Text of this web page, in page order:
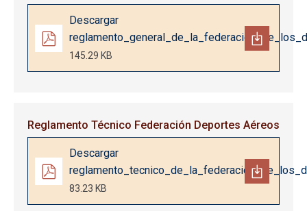
Documento
Descargar
145.29 KB
Reglamento Técnico Federación Deportes Aéreos
Documento
Descargar
83.23 KB